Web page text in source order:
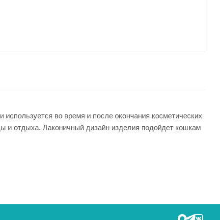
во время и после окончания косметических
и отдыха. Лаконичный дизайн изделия подойдет кошкам